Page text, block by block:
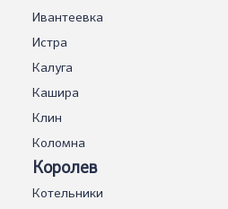
Ивантеевка
Истра
Калуга
Кашира
Клин
Коломна
Королев
Котельники